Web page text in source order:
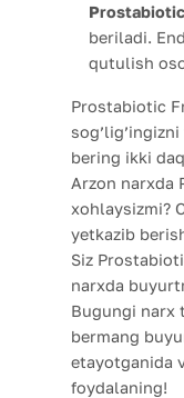
beriladi.
qutulish
Prostabiotic
bering ikki
Arzon narxda
xohlaysizmi?
yetkazib
Siz
narxda
Bugungi narx
bermang
etayotganida
foydalaning!